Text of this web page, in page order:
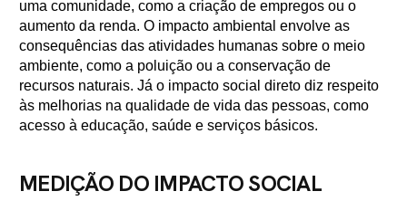
uma comunidade, como a criação de empregos ou o
aumento da renda. O impacto ambiental envolve as
consequências das atividades humanas sobre o meio
ambiente, como a poluição ou a conservação de
recursos naturais. Já o impacto social direto diz respeito
às melhorias na qualidade de vida das pessoas, como
acesso à educação, saúde e serviços básicos.
MEDIÇÃO DO IMPACTO SOCIAL